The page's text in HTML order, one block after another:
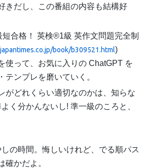
きだし、この番組の内容も結構好
合格！ 英検®1級 英作文問題完全制
book/b309521.html)
使って、お気に入りの ChatGPT を
テンプレを磨いていく。
がどれくらい適切なのかは、知らな
く分かんないし! 準一級のころと、
の時間。悔しいけれど、でる順パス
確かだよ。